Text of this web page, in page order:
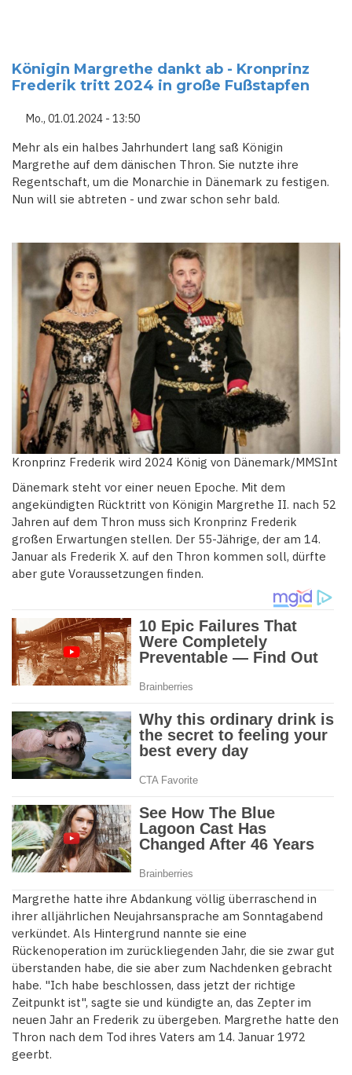
Königin Margrethe dankt ab - Kronprinz
Frederik tritt 2024 in große Fußstapfen
Mo., 01.01.2024 - 13:50
Mehr als ein halbes Jahrhundert lang saß Königin
Margrethe auf dem dänischen Thron. Sie nutzte ihre
Regentschaft, um die Monarchie in Dänemark zu festigen.
Nun will sie abtreten - und zwar schon sehr bald.
Kronprinz Frederik wird 2024 König von Dänemark/MMSInt
Dänemark steht vor einer neuen Epoche. Mit dem
angekündigten Rücktritt von Königin Margrethe II. nach 52
Jahren auf dem Thron muss sich Kronprinz Frederik
großen Erwartungen stellen. Der 55-Jährige, der am 14.
Januar als Frederik X. auf den Thron kommen soll, dürfte
aber gute Voraussetzungen finden.
Margrethe hatte ihre Abdankung völlig überraschend in
ihrer alljährlichen Neujahrsansprache am Sonntagabend
verkündet. Als Hintergrund nannte sie eine
Rückenoperation im zurückliegenden Jahr, die sie zwar gut
überstanden habe, die sie aber zum Nachdenken gebracht
habe. "Ich habe beschlossen, dass jetzt der richtige
Zeitpunkt ist", sagte sie und kündigte an, das Zepter im
neuen Jahr an Frederik zu übergeben. Margrethe hatte den
Thron nach dem Tod ihres Vaters am 14. Januar 1972
geerbt.